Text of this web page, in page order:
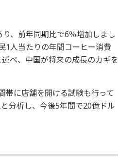
、前年同期比で6％増加しまし
1人当たりの年間コーヒー消費
べ、中国が将来の成長のカギを
帯に店舗を開ける試験も行って
分析し、今後5年間で20億ドル